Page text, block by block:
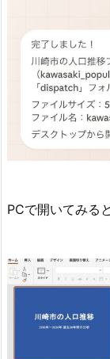
PCで開いてみる